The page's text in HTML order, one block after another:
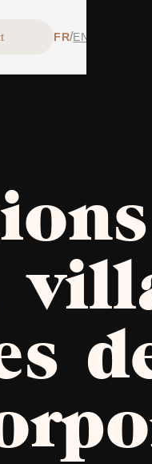
FR/EN